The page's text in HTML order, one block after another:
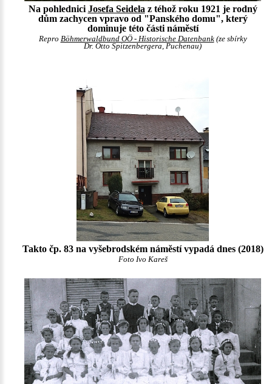
Na pohlednici Josefa Seidela z téhož roku 1921 je rodný
dům zachycen vpravo od "Panského domu", který
dominuje této části náměstí
Repro Böhmerwaldbund OÖ - Historische Datenbank(ze sbírky
Dr. Otto Spitzenbergera, Puchenau)
Takto čp. 83 na vyšebrodském náměstí vypadá dnes (2018)
Foto Ivo Kareš